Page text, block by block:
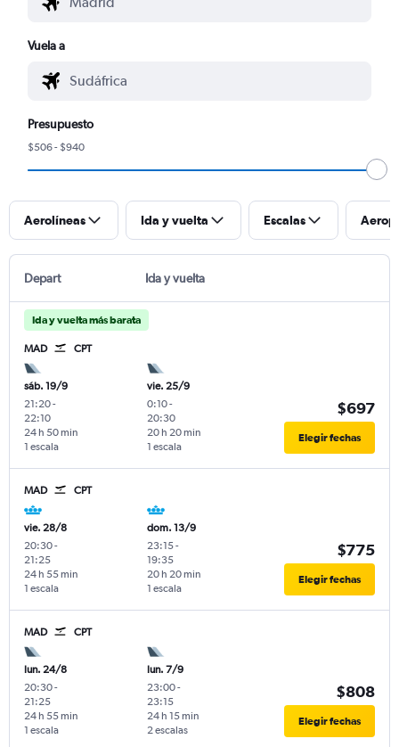
Vuela a
Presupuesto
$506 - $940
Aerolíneas Ida y vuelta Escalas
Depart Ida y vuelta
Ida y vuelta más barata
MAD CPT
sáb. 19/9
21:20-
22:10
1 escala
24 h 50 min
vie. 25/9
0:10-
20:30
1 escala
20 h 20 min
$697
Elegir fechas
MAD CPT
vie. 28/8
20:30-
21:25
1 escala
24 h 55 min
dom. 13/9
23:15-
19:35
1 escala
20 h 20 min
$775
Elegir fechas
MAD CPT
lun. 24/8
20:30-
21:25
1 escala
24 h 55 min
lun. 7/9
23:00-
23:15
2 escalas
24 h 15 min
$808
Elegir fechas